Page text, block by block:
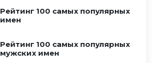
Рейтинг 100 самых популярных
имен
Рейтинг 100 самых популярных
мужских имен